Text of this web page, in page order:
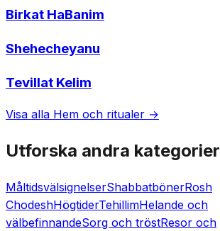
Birkat HaBanim
Shehecheyanu
Tevillat Kelim
Visa alla Hem och ritualer →
Utforska andra kategorier
MåltidsvälsignelserShabbatbönerRosh
ChodeshHögtiderTehillimHelande och
välbefinnandeSorg och tröstResor och